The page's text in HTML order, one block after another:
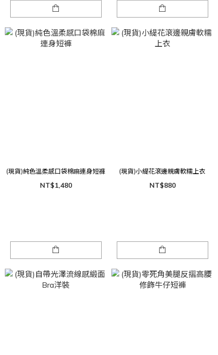
(現貨)純色溫柔感口袋棉麻連身短褲
NT$1,480
(現貨)小緹花滾邊親膚軟糯上衣
NT$880